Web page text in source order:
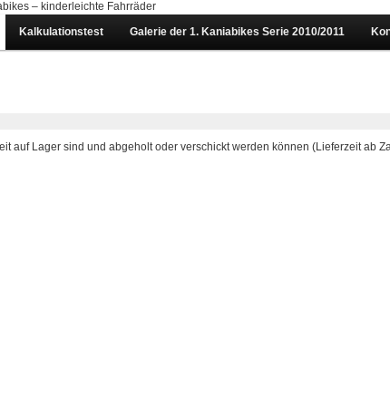
Kalkulationstest Galerie der 1. Kaniabikes Serie 2010/2011
auf Lager sind und abgeholt oder verschickt werden können (Lieferzeit ab